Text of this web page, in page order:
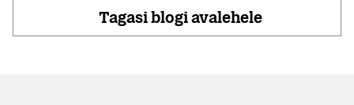
Tagasi blogi avalehele